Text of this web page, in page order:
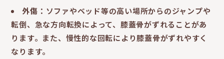
外傷 ：ソファやベッド等の高い場所からのジャンプや
転倒、急な方向転換によって、膝蓋骨がずれることがあ
ります。また、慢性的な回転により膝蓋骨がずれやすく
なります。